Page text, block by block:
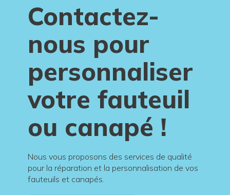
Contactez-
nous pour
personnaliser
votre fauteuil
ou canapé !
Nous vous proposons des services de qualité
pour la réparation et la personnalisation de vos
fauteuils et canapés.